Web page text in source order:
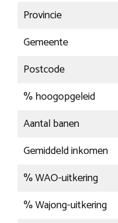
Provincie
Gemeente
Postcode
% hoogopgeleid
Aantal banen
Gemiddeld inkomen
% WAO-uitkering
% Wajong-uitkering